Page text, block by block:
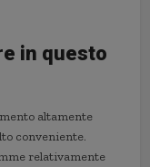
in questo
altamente
conveniente.
relativamente